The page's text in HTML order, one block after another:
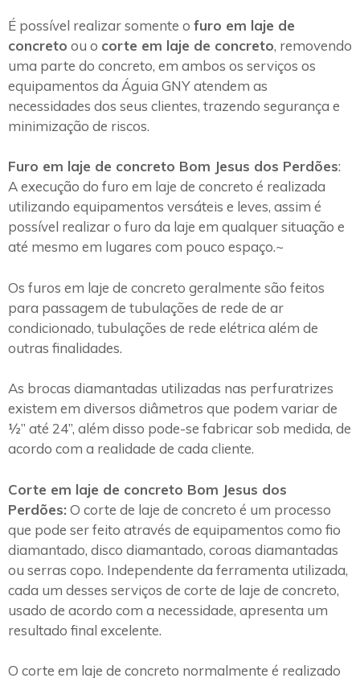
É possível realizar somente o furo em laje de
concreto ou o corte em laje de concreto, removendo
uma parte do concreto, em ambos os serviços os
equipamentos da Águia GNY atendem as
necessidades dos seus clientes, trazendo segurança e
minimização de riscos.
Furo em laje de concreto Bom Jesus dos Perdões:
A execução do furo em laje de concreto é realizada
utilizando equipamentos versáteis e leves, assim é
possível realizar o furo da laje em qualquer situação e
até mesmo em lugares com pouco espaço.~
Os furos em laje de concreto geralmente são feitos
para passagem de tubulações de rede de ar
condicionado, tubulações de rede elétrica além de
outras finalidades.
As brocas diamantadas utilizadas nas perfuratrizes
existem em diversos diâmetros que podem variar de
½” até 24”, além disso pode-se fabricar sob medida, de
acordo com a realidade de cada cliente.
Corte em laje de concreto Bom Jesus dos
Perdões: O corte de laje de concreto é um processo
que pode ser feito através de equipamentos como fio
diamantado, disco diamantado, coroas diamantadas
ou serras copo. Independente da ferramenta utilizada,
cada um desses serviços de corte de laje de concreto,
usado de acordo com a necessidade, apresenta um
resultado final excelente.
O corte em laje de concreto normalmente é realizado